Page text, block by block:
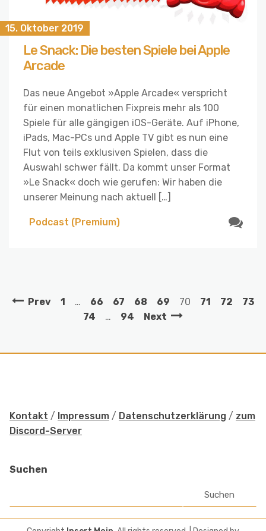
15. Oktober 2019
Le Snack: Die besten Spiele bei Apple
Arcade
Das neue Angebot »Apple Arcade« verspricht
für einen monatlichen Fixpreis mehr als 100
Spiele für alle gängigen iOS-Geräte. Auf iPhone,
iPads, Mac-PCs und Apple TV gibt es nun eine
Flut von teils exklusiven Spielen, dass die
Auswahl schwer fällt. Da kommt unser Format
»Le Snack« doch wie gerufen: Wir haben die
unserer Meinung nach aktuell […]
Podcast (Premium)
Prev 1 … 66 67 68 69 70 71 72
73
74
… 94 Next
Kontakt / Impressum / Datenschutzerklärung / zum
Discord-Server
Suchen
Suchen